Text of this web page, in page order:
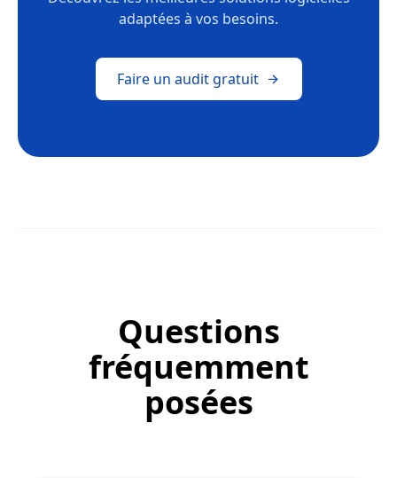
adaptées à vos besoins.
Faire un audit gratuit
Questions
fréquemment
posées